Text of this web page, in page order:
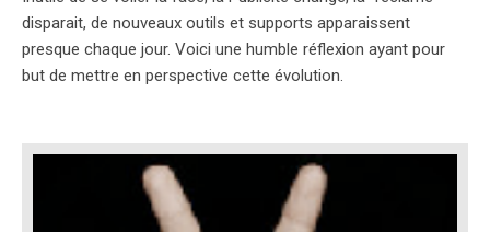
disparait, de nouveaux outils et supports apparaissent
presque chaque jour. Voici une humble réflexion ayant pour
but de mettre en perspective cette évolution.